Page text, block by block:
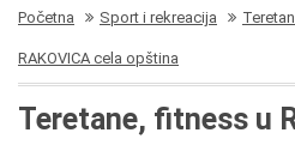
Početna Sport i rekreacija
RAKOVICA cela opština
Teretane, fitness u